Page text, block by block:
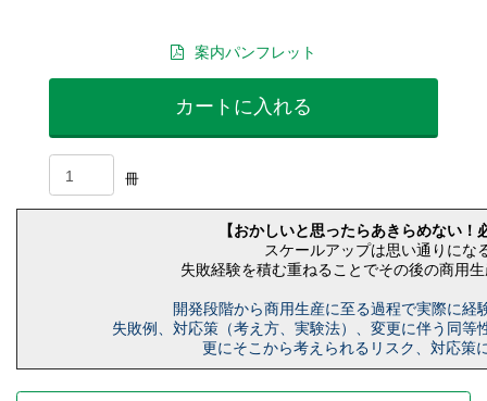
案内パンフレット
カートに入れる
冊
【おかしいと思ったらあきらめない！
スケールアップは思い通りにな
失敗経験を積む重ねることでその後の商用
開発段階から商用生産に至る過程で実際に経
失敗例、対応策（考え方、実験法）、変更に伴う同等
更にそこから考えられるリスク、対応策